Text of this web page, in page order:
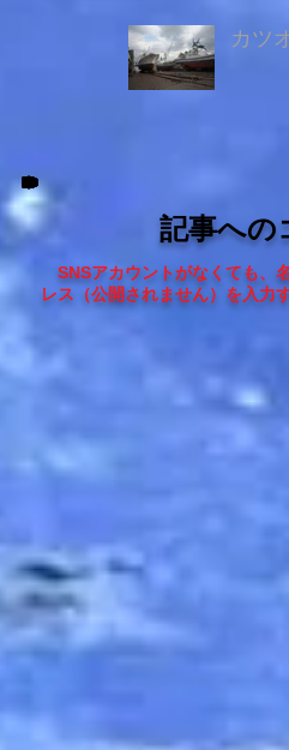
カツ
記事への
SNSアカウントがなくても、
レス（公開されません）を入力